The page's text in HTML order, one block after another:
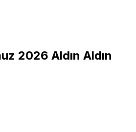
2026 Aldın Aldın